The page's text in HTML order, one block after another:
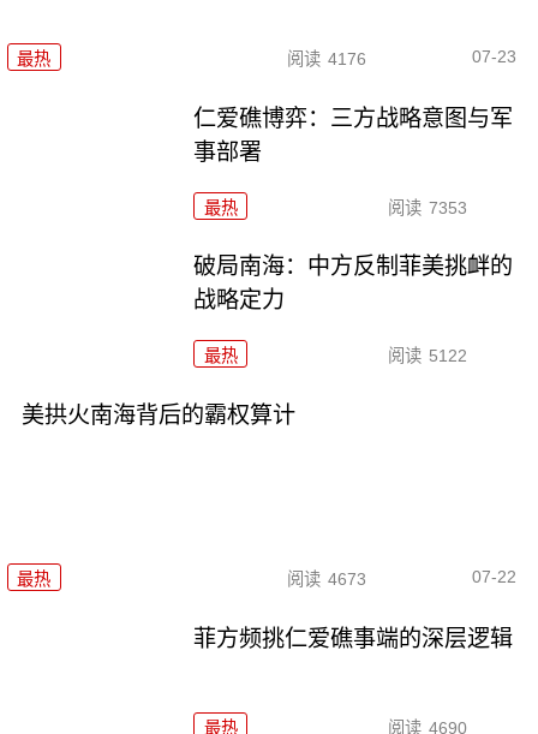
最热 阅读 4176 07-23
仁爱礁博弈：三方战略意图与军
事部署
最热 阅读 7353
破局南海：中方反制菲美挑衅的
战略定力
最热 阅读 5122
美拱火南海背后的霸权算计
最热 阅读 4673 07-22
菲方频挑仁爱礁事端的深层逻辑
最热 阅读 4690